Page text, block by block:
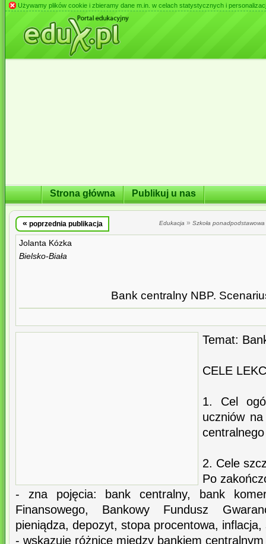
Używamy plików cookie i zbieramy dane m.in. w celach statystycznych i
Strona główna Publikuj u nas
« poprzednia publikacja Edukacja » Szkoła ponadpodstawowa
Jolanta Kózka
Bielsko-Biała
Bank centralny NBP.
Temat:
CELE
1. Cel
uczniów
centralnego
2. Cele
Po
- zna pojęcia: bank centralny, bank
Finansowego, Bankowy Fundusz
pieniądza, depozyt, stopa procentowa, inflacja,
- wskazuje różnice między bankiem